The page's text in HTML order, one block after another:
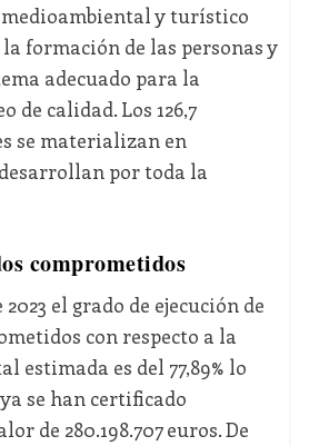
y turístico
formación de las personas y
adecuado para la
de calidad. Los 126,7
se materializan en
por toda la
comprometidos
el grado de ejecución de
con respecto a la
estimada es del 77,89% lo
se han certificado
de 280.198.707 euros. De